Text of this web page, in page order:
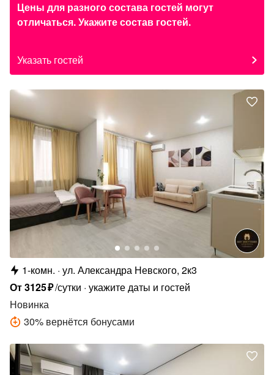
Цены для разного состава гостей могут
отличаться. Укажите состав гостей.
Указать гостей
1-комн. ул. Александра Невского, 2к3
От3125₽/сутки укажите даты и гостей
Новинка
30% вернётся бонусами